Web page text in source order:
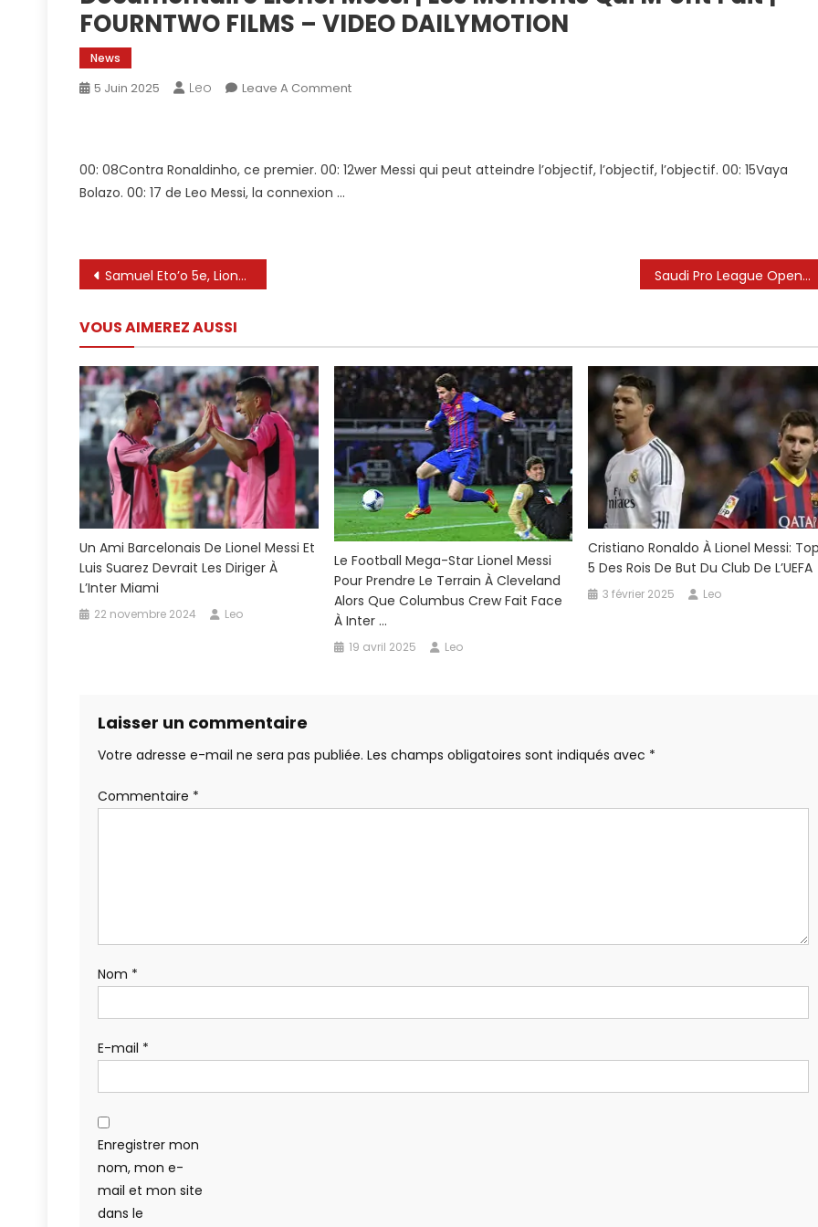
FOURNTWO FILMS – VIDEO DAILYMOTION
News
5 Juin 2025 Leo Leave A CommentOn
|
VIDEO
DAILYMOTION
00: 08Contra Ronaldinho, ce premier. 00: 12wer Messi qui peut atteindre l’objectif, l’objectif, l’objectif. 00: 15Vaya
Bolazo. 00: 17 de Leo Messi, la connexion …
Navigation
l’article
Samuel Eto’o 5e, Lionel Messi… : voici le top 5 des meilleurs buteurs de l’histoire du Barça Saudi Pro League Open Talks avec l’entourage de Lionel Messi sur le mouvement potentiel: Rapport
VOUS AIMEREZ AUSSI
Un Ami Barcelonais De Lionel Messi Et
Luis Suarez Devrait Les Diriger À
L’Inter Miami
22 novembre 2024 Leo
Le Football Mega-Star Lionel Messi
Pour Prendre Le Terrain À Cleveland
Alors Que Columbus Crew Fait Face
À Inter …
19 avril 2025 Leo
Cristiano Ronaldo À Lionel Messi:
5 Des Rois De But Du Club De L’UEFA
3 février 2025 Leo
Laisser un commentaire
Votre adresse e-mail ne sera pas publiée. Les champs obligatoires sont indiqués avec *
Commentaire *
Nom *
E-mail *
Enregistrer mon
nom, mon e-
mail et mon site
dans le